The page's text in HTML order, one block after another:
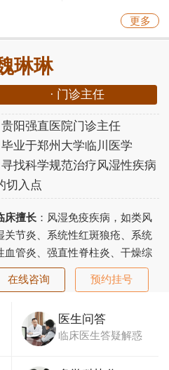
更多
琳琳
· 门诊主任
贵阳强直医院门诊主任
毕业于郑州大学临川医学
寻找科学规范治疗风湿性疾病
切入点
床擅长：风湿免疫疾病，如类风
关节炎、系统性红斑狼疮、系统
血管炎、强直性脊柱炎、干燥综
征、老年性骨关节炎、骨质疏松
等...【详细】
在线咨询 预约挂号
医生问答
临床医生答疑解惑